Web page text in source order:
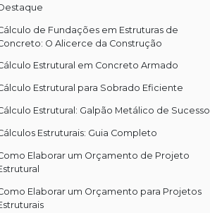
de Fundações em Estruturas de
O Alicerce da Construção
Estrutural em Concreto Armado
Estrutural para Sobrado Eficiente
Estrutural: Galpão Metálico de Sucesso
Estruturais: Guia Completo
Elaborar um Orçamento de Projeto
Elaborar um Orçamento para Projetos